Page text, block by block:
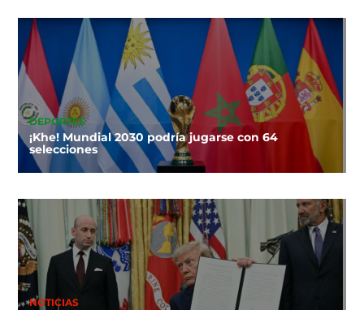
DEPORTES
¡Khe! Mundial 2030 podría jugarse con 64
selecciones
NOTICIAS